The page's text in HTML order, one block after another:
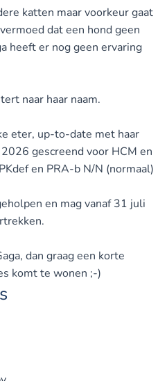
katten maar voorkeur gaat
dat een hond geen
heeft er nog geen ervaring
naar haar naam.
eter, up-to-date met haar
gescreend voor HCM en
en PRA-b N/N (normaal)
en mag vanaf 31 juli
dan graag een korte
komt te wonen ;-)